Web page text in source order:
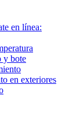
en línea:
y bote
en exteriores